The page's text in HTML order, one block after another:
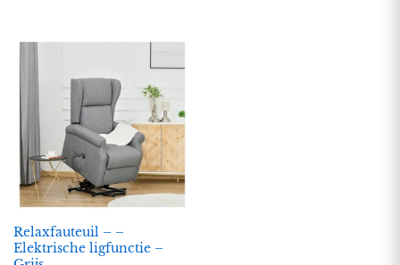
Relaxfauteuil – –
Elektrische ligfunctie –